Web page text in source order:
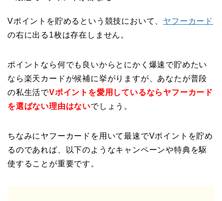
Vポイントを貯めるという競技において、 ヤフーカード
の右に出る1枚は存在しません。
ポイントなら何でも良いからとにかく爆速で貯めたい
なら楽天カードが候補に挙がりますが、あなたが普段
の私生活でVポイントを愛用しているならヤフーカード
を選ばない理由はないでしょう。
ちなみにヤフーカードを用いて最速でVポイントを貯め
るのであれば、以下のようなキャンペーンや特典を駆
使することが重要です。